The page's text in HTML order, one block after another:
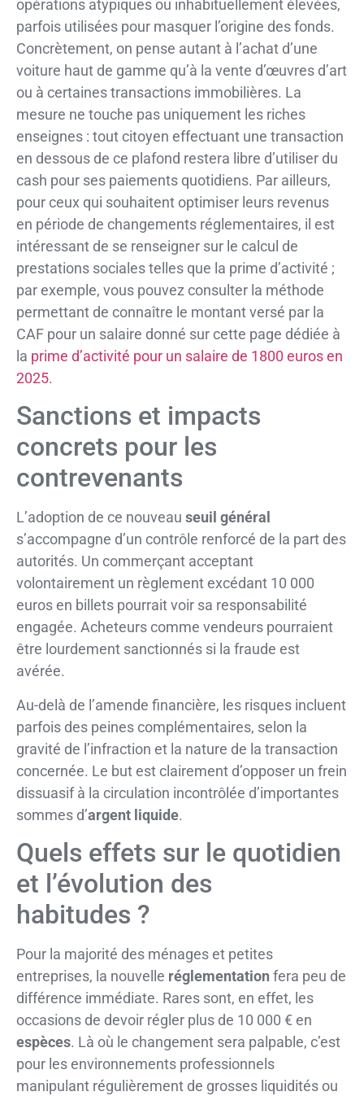
opérations atypiques ou inhabituellement élevées,
parfois utilisées pour masquer l’origine des fonds.
Concrètement, on pense autant à l’achat d’une
voiture haut de gamme qu’à la vente d’œuvres d’art
ou à certaines transactions immobilières. La
mesure ne touche pas uniquement les riches
enseignes : tout citoyen effectuant une transaction
en dessous de ce plafond restera libre d’utiliser du
cash pour ses paiements quotidiens. Par ailleurs,
pour ceux qui souhaitent optimiser leurs revenus
en période de changements réglementaires, il est
intéressant de se renseigner sur le calcul de
prestations sociales telles que la prime d’activité ;
par exemple, vous pouvez consulter la méthode
permettant de connaître le montant versé par la
CAF pour un salaire donné sur cette page dédiée à
la prime d’activité pour un salaire de 1800 euros en
2025.
Sanctions et impacts
concrets pour les
contrevenants
L’adoption de ce nouveau seuil général
s’accompagne d’un contrôle renforcé de la part des
autorités. Un commerçant acceptant
volontairement un règlement excédant 10 000
euros en billets pourrait voir sa responsabilité
engagée. Acheteurs comme vendeurs pourraient
être lourdement sanctionnés si la fraude est
avérée.
Au-delà de l’amende financière, les risques incluent
parfois des peines complémentaires, selon la
gravité de l’infraction et la nature de la transaction
concernée. Le but est clairement d’opposer un frein
dissuasif à la circulation incontrôlée d’importantes
sommes d’argent liquide.
Quels effets sur le quotidien
et l’évolution des
habitudes ?
Pour la majorité des ménages et petites
entreprises, la nouvelle réglementation fera peu de
différence immédiate. Rares sont, en effet, les
occasions de devoir régler plus de 10 000 € en
espèces. Là où le changement sera palpable, c’est
pour les environnements professionnels
manipulant régulièrement de grosses liquidités ou